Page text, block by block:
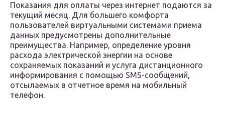
Показания для оплаты через интернет подаются за
текущий месяц. Для большего комфорта
пользователей виртуальными системами приема
данных предусмотрены дополнительные
преимущества. Например, определение уровня
расхода электрической энергии на основе
сохраняемых показаний и услуга дистанционного
информирования с помощью SMS-сообщений,
отсылаемых в отчетное время на мобильный
телефон.